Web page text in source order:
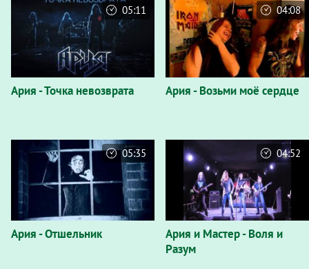
Ария - Точка невозврата
05:11
Ария - Возьми моё сердце
04:08
Ария - Отшельник
05:35
Ария и Мастер - Воля и
Разум
04:52